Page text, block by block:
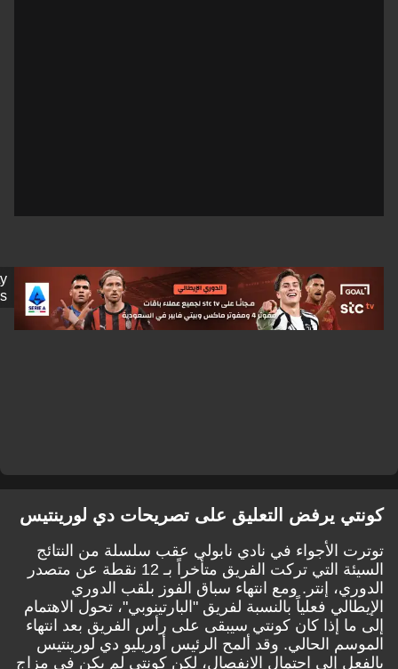
Getty
Images
يرفض التعليق على تصريحات دي لورينتيس
الأجواء في نادي نابولي عقب سلسلة من النتائج
السيئة التي تركت الفريق متأخراً بـ 12 نقطة عن متصدر
إنتر. ومع انتهاء سباق الفوز بلقب الدوري
فعلياً بالنسبة لفريق "البارتينوبي"، تحول الاهتمام
إذا كان كونتي سيبقى على رأس الفريق بعد انتهاء
الحالي. وقد ألمح الرئيس أوريليو دي لورينتيس
إلى احتمال الانفصال، لكن كونتي لم يكن في مزاج